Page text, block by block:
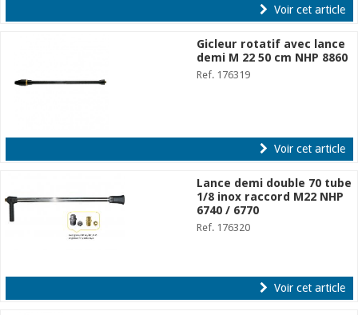
Voir cet article
Gicleur rotatif avec lance
demi M 22 50 cm NHP 8860
Ref. 176319
Voir cet article
Lance demi double 70 tube
1/8 inox raccord M22 NHP
6740 / 6770
Ref. 176320
Voir cet article